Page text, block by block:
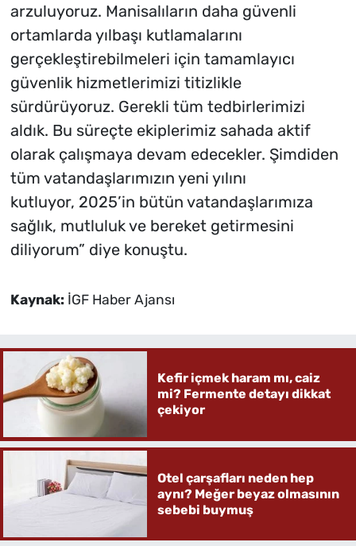
arzuluyoruz. Manisalıların daha güvenli
ortamlarda yılbaşı kutlamalarını
gerçekleştirebilmeleri için tamamlayıcı
güvenlik hizmetlerimizi titizlikle
sürdürüyoruz. Gerekli tüm tedbirlerimizi
aldık. Bu süreçte ekiplerimiz sahada aktif
olarak çalışmaya devam edecekler. Şimdiden
tüm vatandaşlarımızın yeni yılını
kutluyor, 2025’in bütün vatandaşlarımıza
sağlık, mutluluk ve bereket getirmesini
diliyorum” diye konuştu.
Kaynak: İGF Haber Ajansı
Kefir içmek haram mı, caiz
mi? Fermente detayı dikkat
çekiyor
Otel çarşafları neden hep
aynı? Meğer beyaz olmasının
sebebi buymuş